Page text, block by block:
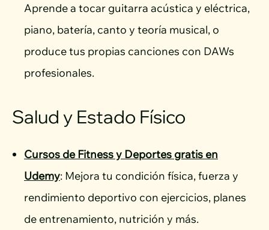
Aprende a tocar guitarra acústica y eléctrica,
piano, batería, canto y teoría musical, o
produce tus propias canciones con DAWs
profesionales.
Salud y Estado Físico
Cursos de Fitness y Deportes gratis en
Udemy: Mejora tu condición física, fuerza y
rendimiento deportivo con ejercicios, planes
de entrenamiento, nutrición y más.